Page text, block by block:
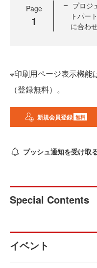
Page
1
プロジ
トパー
に合わ
※印刷用ページ表示機能
（登録無料）。
新規会員登録 無料
プッシュ通知を受け取
Special Contents
イベント